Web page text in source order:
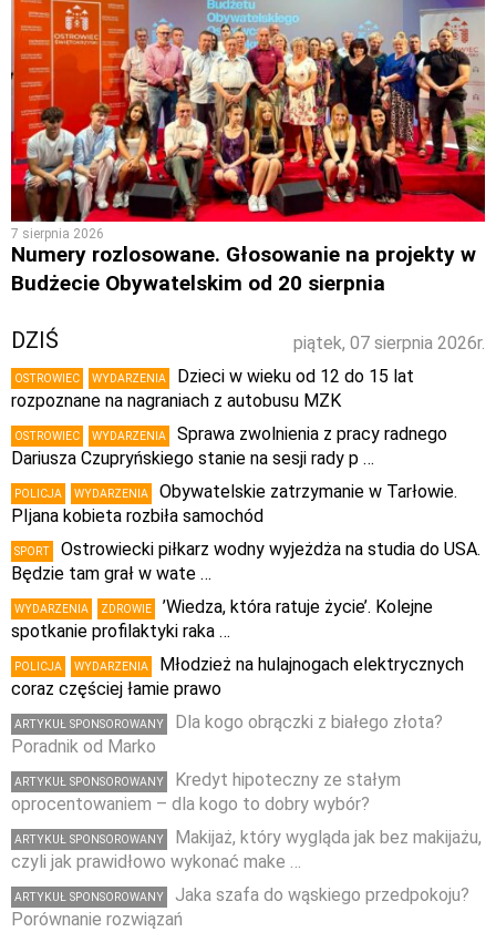
7 sierpnia 2026
Numery rozlosowane. Głosowanie na projekty w
Budżecie Obywatelskim od 20 sierpnia
piątek, 07 sierpnia 2026r.
DZIŚ
OSTROWIEC WYDARZENIA
Dzieci w wieku od 12 do 15 lat
rozpoznane na nagraniach z autobusu MZK
OSTROWIEC WYDARZENIA
Sprawa zwolnienia z pracy radnego
Dariusza Czupryńskiego stanie na sesji rady p …
POLICJA WYDARZENIA
Obywatelskie zatrzymanie w Tarłowie.
PIjana kobieta rozbiła samochód
SPORT
Ostrowiecki piłkarz wodny wyjeżdża na studia do USA.
Będzie tam grał w wate …
WYDARZENIA ZDROWIE
’Wiedza, która ratuje życie’. Kolejne
spotkanie profilaktyki raka …
POLICJA WYDARZENIA
Młodzież na hulajnogach elektrycznych
coraz częściej łamie prawo
ARTYKUŁ SPONSOROWANY
Dla kogo obrączki z białego złota?
Poradnik od Marko
ARTYKUŁ SPONSOROWANY
Kredyt hipoteczny ze stałym
oprocentowaniem – dla kogo to dobry wybór?
ARTYKUŁ SPONSOROWANY
Makijaż, który wygląda jak bez makijażu,
czyli jak prawidłowo wykonać make …
ARTYKUŁ SPONSOROWANY
Jaka szafa do wąskiego przedpokoju?
Porównanie rozwiązań